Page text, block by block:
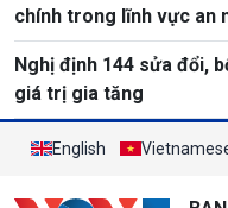
chính trong lĩnh vực an
nhân
Nghị định 144 sửa đổi,
giá trị gia tăng
English